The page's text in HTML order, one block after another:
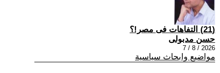
(21) التفاهات فى مصر!؟
حسن مدبولى
2026 / 8 / 7
مواضيع وابحاث سياسية